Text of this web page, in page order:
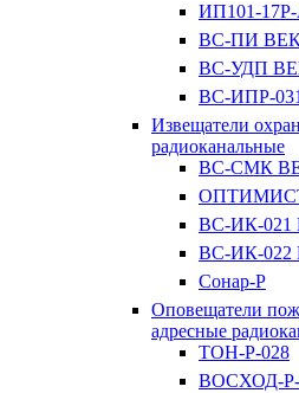
ИП101-
ВС-ПИ
ВС-УДП
ВС-ИПР-
Извещатели
радиоканальные
ВС-СМК
ВС-ИК-
ВС-ИК-
Сонар-Р
Оповещатели
адресные
ТОН-Р-028
ВОСХОД-Р-